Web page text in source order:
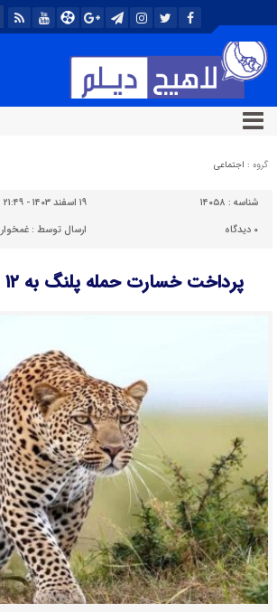
گروه : اجتماعی
شناسه : ۱۴۰۵۸
۱۹ اسفند ۱۴۰۳ - ۲۱:۴۹
۰ دیدگاه ارسال توسط :غمخوار
پرداخت خسارت حمله پلنگ به ۱۲ دامدار گیلانی